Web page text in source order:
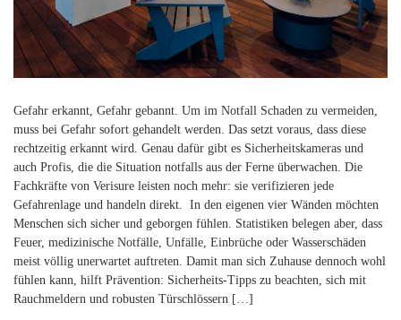
Gefahr erkannt, Gefahr gebannt. Um im Notfall Schaden zu vermeiden,
muss bei Gefahr sofort gehandelt werden. Das setzt voraus, dass diese
rechtzeitig erkannt wird. Genau dafür gibt es Sicherheitskameras und
auch Profis, die die Situation notfalls aus der Ferne überwachen. Die
Fachkräfte von Verisure leisten noch mehr: sie verifizieren jede
Gefahrenlage und handeln direkt. In den eigenen vier Wänden möchten
Menschen sich sicher und geborgen fühlen. Statistiken belegen aber, dass
Feuer, medizinische Notfälle, Unfälle, Einbrüche oder Wasserschäden
meist völlig unerwartet auftreten. Damit man sich Zuhause dennoch wohl
fühlen kann, hilft Prävention: Sicherheits-Tipps zu beachten, sich mit
Rauchmeldern und robusten Türschlössern […]